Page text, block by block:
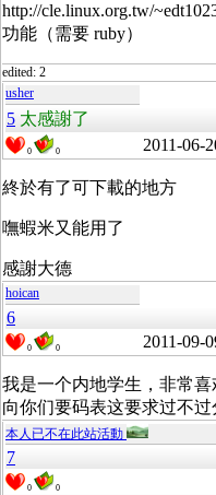
http://cle.linux.org.tw/
功能（需要 ruby）
edited: 2
usher
5 太感謝了
0 0 2011-06-
終於有了可下載的地方
嘸蝦米又能用了
感謝大德
hoican
6
0 0 2011-09-
我是一个内地学生，非常
向你们要码表这要求过不过
本人已不在此站活動
7
0 0